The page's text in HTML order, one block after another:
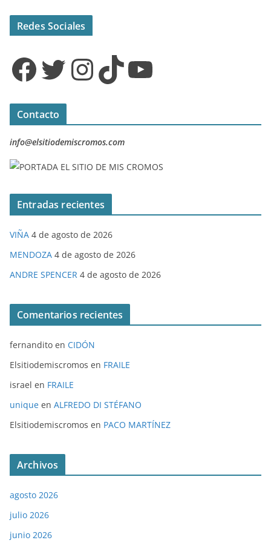
Redes Sociales
Facebook Twitter InstagramTikTok YouTube
Contacto
info@elsitiodemiscromos.com
Entradas recientes
VIÑA 4 de agosto de 2026
MENDOZA 4 de agosto de 2026
ANDRE SPENCER 4 de agosto de 2026
Comentarios recientes
fernandito en CIDÓN
Elsitiodemiscromos en FRAILE
israel en FRAILE
unique en ALFREDO DI STÉFANO
Elsitiodemiscromos en PACO MARTÍNEZ
Archivos
agosto 2026
julio 2026
junio 2026